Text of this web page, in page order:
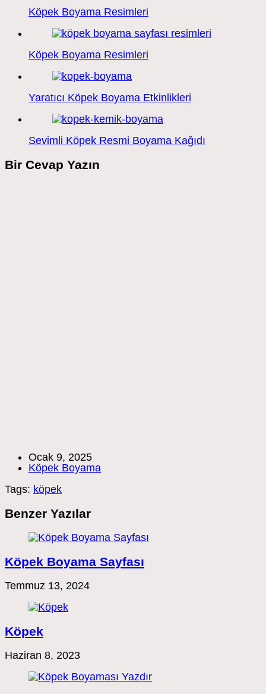
Köpek Boyama Resimleri
Köpek Boyama Resimleri
Yaratıcı Köpek Boyama Etkinlikleri
Sevimli Köpek Resmi Boyama Kağıdı
Bir Cevap Yazın
Post
published:
Ocak 9, 2025
Post
category:
Köpek Boyama
Tags: köpek
Benzer Yazılar
Köpek Boyama Sayfası
Temmuz 13, 2024
Köpek
Haziran 8, 2023